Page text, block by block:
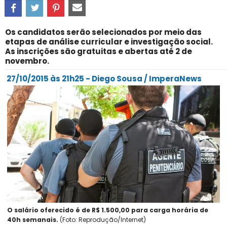
Os candidatos serão selecionados por meio das
etapas de análise curricular e investigação social.
As inscrições são gratuitas e abertas até 2 de
novembro.
27/10/2015 às 21h25 - Diego Sousa / ImperaNews
O salário oferecido é de R$ 1.500,00 para carga horária de
40h semanais. (Foto: Reprodução/Internet)